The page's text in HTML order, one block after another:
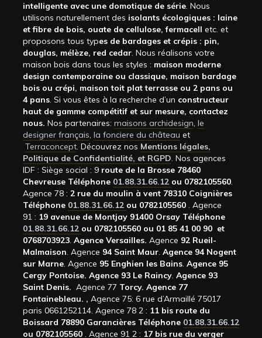
intelligente avec une domotique de série. Nous
utilisons naturellement des isolants écologiques : laine
et fibre de bois, ouate de cellulose, fermacell etc. et
proposons tous types de bardages et crépis : pin,
douglas, mélèze, red cedar. Nous réalisons votre
maison bois dans tous les styles : maison moderne
design contemporaine ou classique, maison bardage
bois ou crépi, maison toit plat terrasse ou 2 pans ou
4 pans. Si vous êtes à la recherche d’un constructeur
haut de gamme compétitif et sur mesure, contactez
nous. Nos partenaires: maisons archidesign, le
designer français, la fonciere du château et
Terraconcept. Découvrez nos Mentions légales,
Politique de Confidentialité, et RGPD. Nos agences
IDF : Siège social : 9 route de la Brosse 78460
Chevreuse Téléphone 01.88.31.66.12 ou 0782105560.
Agence 78 : 2 rue du moulin à vent 78310 Coignières
Téléphone 01.88.31.66.12 ou 0782105560 . Agence
91 : 19 avenue de Montjay 91400 Orsay Téléphone
01.88.31.66.12 ou 0782105560 ou 01 85 41 00 90 et
0768703923. Agence Versailles. Agence 92 Rueil-
Malmaison. Agence 94 Saint Maur. Agence 94 Nogent
sur Marne. Agence 95 Enghien les Bains. Agence 95
Cergy Pontoise. Agence 93 Le Raincy. Agence 93
Saint Denis. Agence 77 Torcy. Agence 77
Fontainebleau. , Agence 75: 6 rue d’Armaillé 75017
paris 0661252114. Agence 78 2 : 11 bis route du
Boissard 78890 Garancières Téléphone 01.88.31.66.12
ou 0782105560 . Agence 91 2 : 17 bis rue du verger